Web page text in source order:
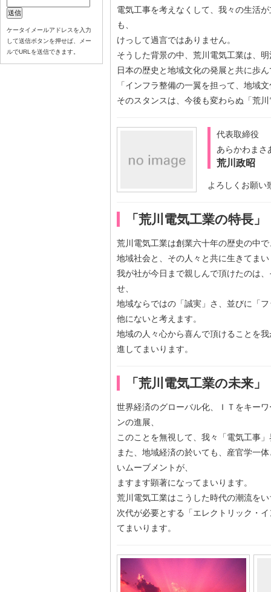
電気工事を考えなくして、我々の生活
も、
けっして過言ではありません。
そうした背景の中、荒川電気工業は、
日本の歴史と地域文化の発展と共に歩
「インフラ整備の一翼を担って、地域
そのスタンスは、今後も変わらぬ「荒
代表取締役
あらかわまさ
荒川政昭
よろしくお願い
「荒川電気工業の特長」
荒川電気工業は創業六十年の歴史の中で
地域社会と、その人々と共に生きてま
我が社が今日まで親しんで頂けたのは
せ、
地域ならではの「誠実」さ、並びに「
他にないと考えます。
地域の人々心から喜んで頂けることを
進してまいります。
「荒川電気工業の未来」
世界経済のグローバル化、ＩＴをキー
ンの進展、
このことを無視して、我々「電気工事
また、地域経済の於いても、産官学一
いムーブメントが、
ますます顕著になってまいります。
荒川電気工業はこうした時代の潮流を
次代が必要とする「エレクトリック・
てまいります。
ケータイメールアドレスを入力
して送信ボタンを押せば、メー
ルでURLを送信できます。